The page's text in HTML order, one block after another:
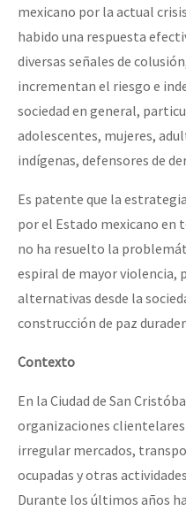
mexicano por la actual
habido una respuesta
diversas señales de
incrementan el riesgo e
sociedad en general,
adolescentes, mujeres,
indígenas, defensores de
Es patente que la
por el Estado mexicano en
no ha resuelto la
espiral de mayor violencia,
alternativas desde la
construcción de paz
Contexto
En la Ciudad de San
organizaciones
irregular mercados,
ocupadas y otras
Durante los últimos años